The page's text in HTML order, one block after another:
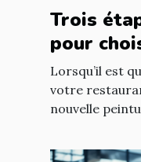
Trois
pour
Lorsqu’il est
votre
nouvelle